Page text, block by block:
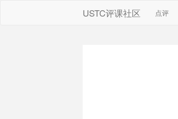
USTC评课社区 点评